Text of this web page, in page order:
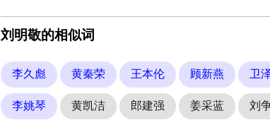
刘明敬的相似词
李久彪 黄秦荣 王本伦 顾新燕 卫
李姚琴 黄凯洁 郎建强 姜采蓝 刘